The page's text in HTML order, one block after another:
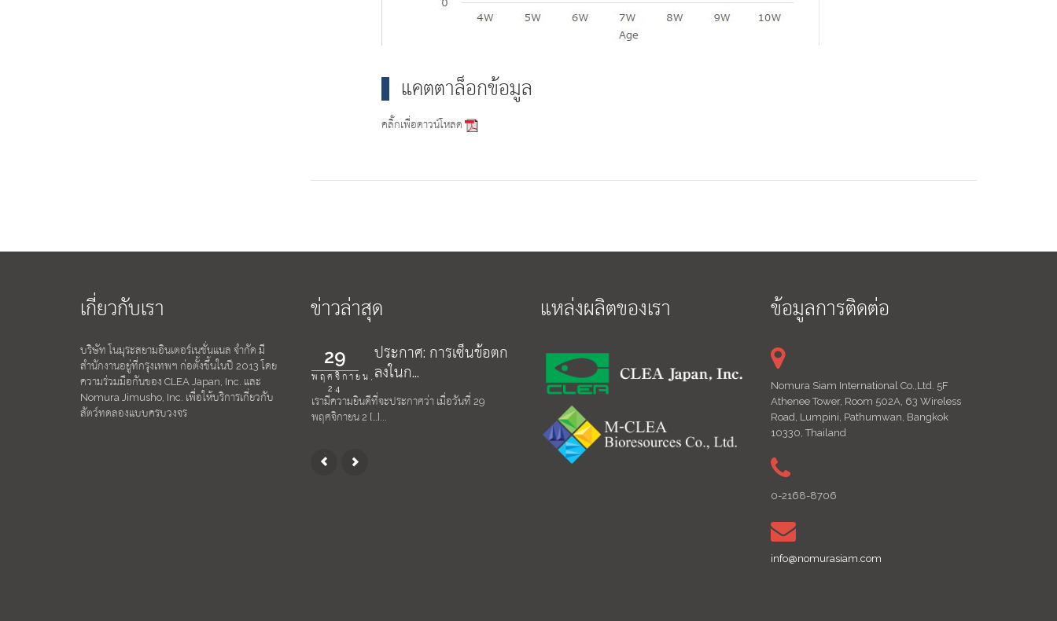
แคตตาล็อกข้อมูล
คลิ๊กเพื่อดาวน์โหลด
เกี่ยวกับเรา
บริษัท โนมุระสยามอินเตอร์เนชั่นแนล จำกัด มี
สำนักงานอยู่ที่กรุงเทพฯ ก่อตั้งขึ้นในปี 2013 โดย
ความร่วมมือกันของ CLEA Japan, Inc. และ
Nomura Jimusho, Inc. เพื่อให้บริการเกี่ยวกับ
สัตว์ทดลองแบบครบวงจร
ข่าวล่าสุด
29
พฤศจิกายน,
24
ประกาศ: การเซ็นข้อตก
ลงในก...
เรามีความยินดีที่จะประกาศว่า เมื่อวันที่ 29
พฤศจิกายน 2 […]...
แหล่งผลิตของเรา ข้อมูลการติดต่อ
Nomura Siam International Co.,Ltd. 5F
Athenee Tower, Room 502A, 63 Wireless
Road, Lumpini, Pathumwan, Bangkok
10330, Thailand
0-2168-8706
info@nomurasiam.com